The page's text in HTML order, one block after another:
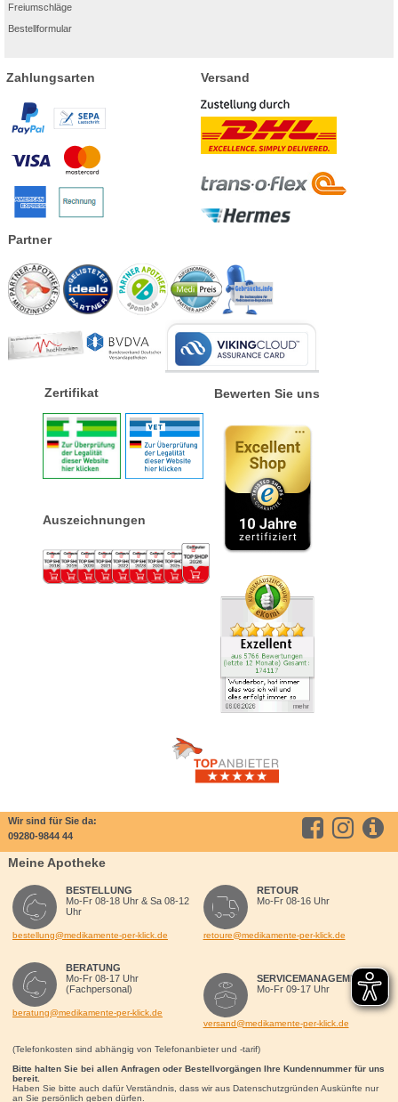
Freiumschläge
Bestellformular
Zahlungsarten Versand
Partner
Zertifikat
Auszeichnungen
Bewerten Sie uns
Wir sind für Sie da:
09280-9844 44
Meine Apotheke
BESTELLUNG
Mo-Fr 08-18 Uhr & Sa 08-12
Uhr
bestellung@medikamente-per-klick.de
BERATUNG
Mo-Fr 08-17 Uhr
(Fachpersonal)
beratung@medikamente-per-klick.de
RETOUR
Mo-Fr 08-16 Uhr
retoure@medikamente-per-klick.de
SERVICEMANAGEMENT
Mo-Fr 09-17 Uhr
versand@medikamente-per-klick.de
(Telefonkosten sind abhängig von Telefonanbieter und -tarif)
Bitte halten Sie bei allen Anfragen oder Bestellvorgängen Ihre Kundennummer für uns
bereit.
Haben Sie bitte auch dafür Verständnis, dass wir aus Datenschutzgründen Auskünfte nur
an Sie persönlich geben dürfen.